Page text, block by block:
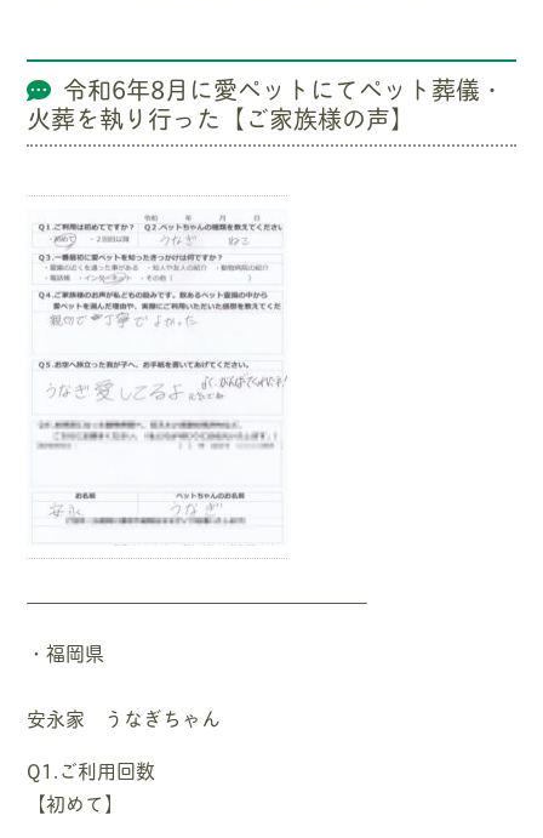
令和6年8月に愛ペットにてペット葬儀・
火葬を執り行った【ご家族様の声】
—————————————————–
・福岡県
安永家 うなぎちゃん
Q1.ご利用回数
【初めて】